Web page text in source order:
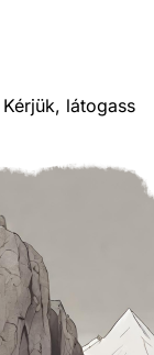
látogass